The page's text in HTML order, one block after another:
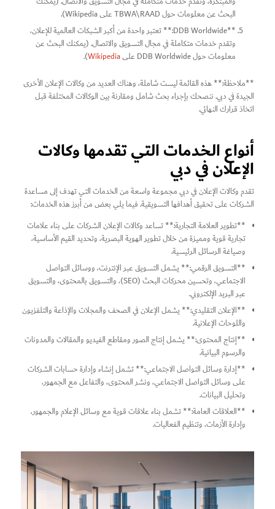
البحث عن معلومات حول TBWA\RAAD على Wikipedia).
**DDB Worldwide:** تعتبر واحدة من أكبر الشبكات العالمية للإعلان،
وتقدم خدمات متكاملة في مجال التسويق والاتصال. (يمكنك البحث عن
معلومات حول DDB Worldwide على
Wikipedia
).
**ملاحظة:** هذه القائمة ليست شاملة، وهناك العديد من وكالات الإعلان الأخرى
الجيدة في دبي. ننصحك بإجراء بحث شامل ومقارنة بين الوكالات المختلفة قبل
اتخاذ قرارك النهائي.
أنواع الخدمات التي تقدمها وكالات
الإعلان في دبي
تقدم وكالات الإعلان في دبي مجموعة واسعة من الخدمات التي تهدف إلى مساعدة
الشركات على تحقيق أهدافها التسويقية. فيما يلي بعض من أبرز هذه الخدمات:
**تطوير العلامة التجارية:** تساعد وكالات الإعلان الشركات على بناء علامات
تجارية قوية ومميزة من خلال تطوير الهوية البصرية، وتحديد القيم الأساسية،
وصياغة الرسائل الرئيسية.
**التسويق الرقمي:** يشمل التسويق عبر الإنترنت، ووسائل التواصل
الاجتماعي، وتحسين محركات البحث (SEO)، والتسويق بالمحتوى، والتسويق
عبر البريد الإلكتروني.
**الإعلان التقليدي:** يشمل الإعلان في الصحف والمجلات والإذاعة والتلفزيون
واللوحات الإعلانية.
**إنتاج المحتوى:** يشمل إنتاج الصور ومقاطع الفيديو والمقالات والمدونات
والرسوم البيانية.
**إدارة وسائل التواصل الاجتماعي:** تشمل إنشاء وإدارة حسابات الشركات
على وسائل التواصل الاجتماعي، ونشر المحتوى، والتفاعل مع الجمهور،
وتحليل البيانات.
**العلاقات العامة:** تشمل بناء علاقات قوية مع وسائل الإعلام والجمهور،
وإدارة الأزمات، وتنظيم الفعاليات.